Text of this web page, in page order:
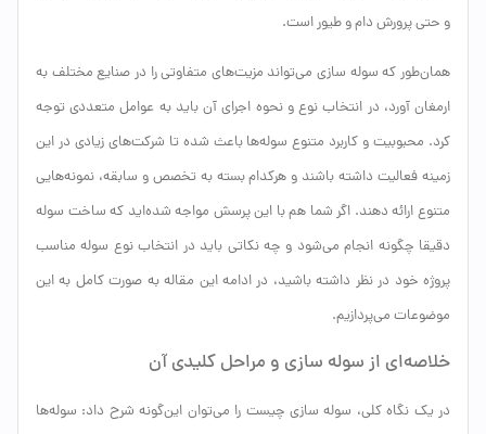
و حتی پرورش دام و طیور است.
همان‌طور که سوله سازی می‌تواند مزیت‌های متفاوتی را در صنایع مختلف به
ارمغان آورد، در انتخاب نوع و نحوه اجرای آن باید به عوامل متعددی توجه
کرد. محبوبیت و کاربرد متنوع سوله‌ها باعث شده تا شرکت‌های زیادی در این
زمینه فعالیت داشته باشند و هرکدام بسته به تخصص و سابقه، نمونه‌هایی
متنوع ارائه دهند. اگر شما هم با این پرسش مواجه شده‌اید که ساخت سوله
دقیقا چگونه انجام می‌شود و چه نکاتی باید در انتخاب نوع سوله مناسب
پروژه خود در نظر داشته باشید، در ادامه این مقاله به صورت کامل به این
موضوعات می‌پردازیم.
خلاصه‌ای از سوله سازی و مراحل کلیدی آن
در یک نگاه کلی، سوله سازی چیست را می‌توان این‌گونه شرح داد: سوله‌ها